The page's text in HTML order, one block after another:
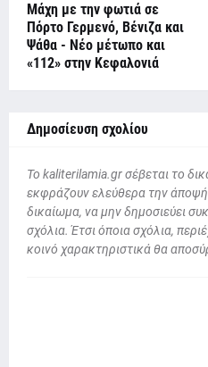
Μάχη με την φωτιά σε
Πόρτο Γερμενό, Βένιζα και
Ψάθα - Νέο μέτωπο και
«112» στην Κεφαλονιά
Δημοσίευση σχολίου
To kaliterilamia.gr σέβεται το
εκφράζουν ελεύθερα την
δικαίωμα, να μην δημοσιεύει
σχόλια. Έτσι όποια σχόλια,
κοινό χαρακτηριστικά θα